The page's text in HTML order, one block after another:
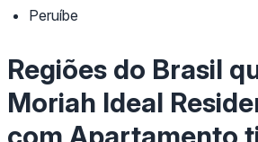
Peruíbe
Regiões do Brasil
Moriah Ideal
com Apartamento